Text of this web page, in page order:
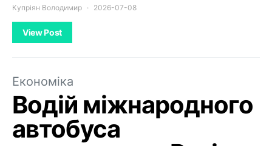
Купріян Володимир 2026-07-08
View Post
Економіка
Водій міжнародного
автобуса